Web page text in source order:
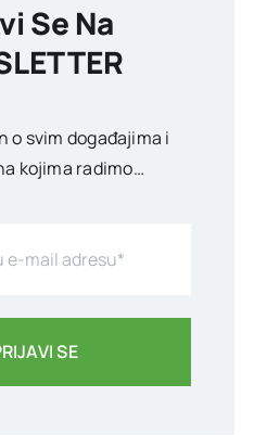
Se Na
o svim događajima i
kojima radimo…
SE